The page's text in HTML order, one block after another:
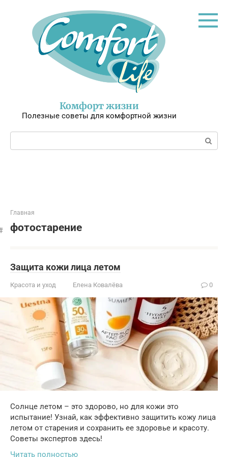
Комфорт жизни
Полезные советы для комфортной жизни
Поиск:
Главная
фотостарение
Защита кожи лица летом
Красота и уход Елена Ковалёва 0
Солнце летом – это здорово, но для кожи это
испытание! Узнай, как эффективно защитить кожу лица
летом от старения и сохранить ее здоровье и красоту.
Советы экспертов здесь!
Читать полностью